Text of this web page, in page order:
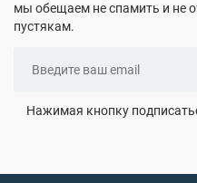
мы обещаем не спамить и не
пустякам.
Нажимая кнопку